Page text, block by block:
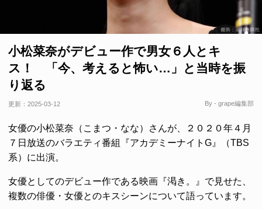
小松菜奈がデビュー作で男女６人とキ
ス！ 「今、考えると怖い…」と当時を振
り返る
更新： 2025-03-12 By - grape編集部
女優の小松菜奈（こまつ・なな）さんが、２０２０年４月
７日放送のバラエティ番組『アカデミーナイトG』（TBS
系）に出演。
女優としてのデビュー作である映画『渇き。』で見せた、
複数の俳優・女優とのキスシーンについて語っています。